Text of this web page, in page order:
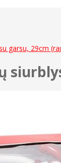
garsu, 29cm